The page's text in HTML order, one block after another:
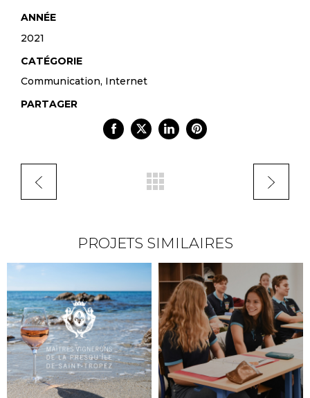
ANNÉE
2021
CATÉGORIE
Communication, Internet
PARTAGER
PROJETS SIMILAIRES